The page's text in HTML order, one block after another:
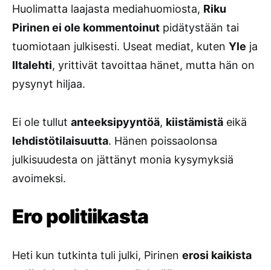
Huolimatta laajasta mediahuomiosta, Riku
Pirinen ei ole kommentoinut pidätystään tai
tuomiotaan julkisesti. Useat mediat, kuten Yle ja
Iltalehti, yrittivät tavoittaa hänet, mutta hän on
pysynyt hiljaa.
Ei ole tullut anteeksipyyntöä, kiistämistä eikä
lehdistötilaisuutta. Hänen poissaolonsa
julkisuudesta on jättänyt monia kysymyksiä
avoimeksi.
Ero politiikasta
Heti kun tutkinta tuli julki, Pirinen erosi kaikista